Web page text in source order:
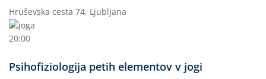
Hruševska cesta 74, Ljubljana
20:00
Psihofiziologija petih elementov v jogi